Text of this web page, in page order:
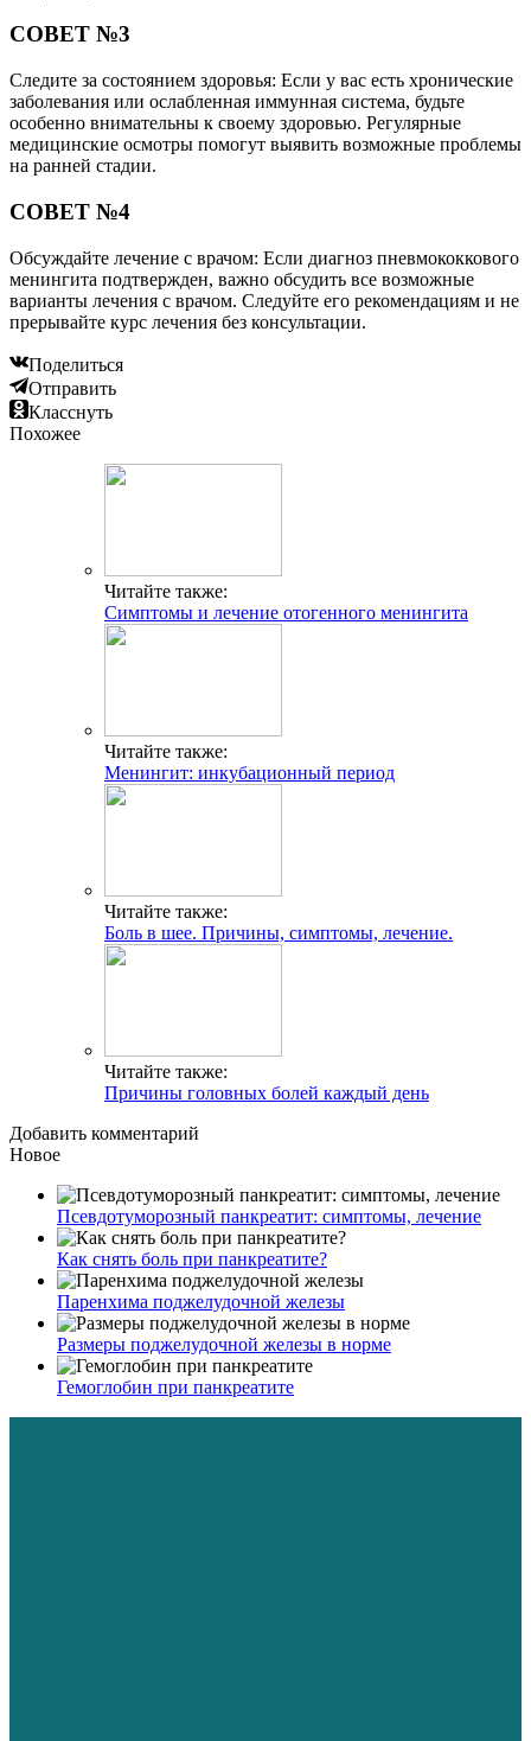
СОВЕТ №3
Следите за состоянием здоровья: Если у вас есть хронические
заболевания или ослабленная иммунная система, будьте
особенно внимательны к своему здоровью. Регулярные
медицинские осмотры помогут выявить возможные проблемы
на ранней стадии.
СОВЕТ №4
Обсуждайте лечение с врачом: Если диагноз пневмококкового
менингита подтвержден, важно обсудить все возможные
варианты лечения с врачом. Следуйте его рекомендациям и не
прерывайте курс лечения без консультации.
Поделиться
Отправить
Класснуть
Похожее
Читайте также:
Симптомы и лечение отогенного менингита
Читайте также:
Менингит: инкубационный период
Читайте также:
Боль в шее. Причины, симптомы, лечение.
Читайте также:
Причины головных болей каждый день
Добавить комментарий
Новое
Псевдотуморозный панкреатит: симптомы, лечение
Как снять боль при панкреатите?
Паренхима поджелудочной железы
Размеры поджелудочной железы в норме
Гемоглобин при панкреатите